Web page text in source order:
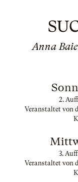
Anna
2.
Veranstaltet von
3.
Veranstaltet von